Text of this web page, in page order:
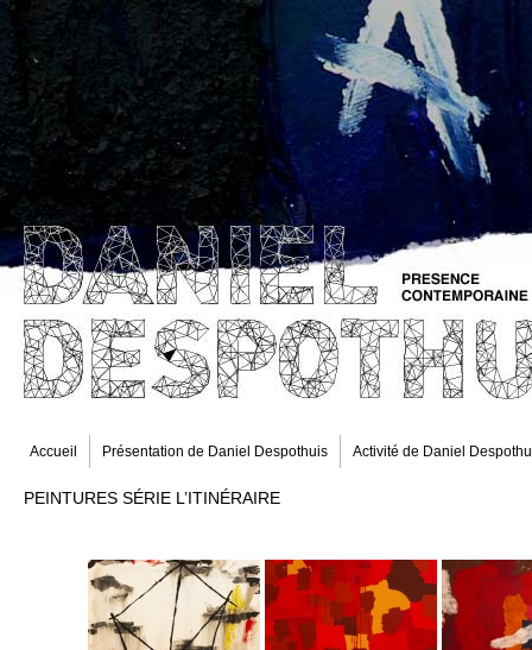
Accueil Présentation de Daniel Despothuis Activité de Daniel
PEINTURES SÉRIE L’ITINÉRAIRE